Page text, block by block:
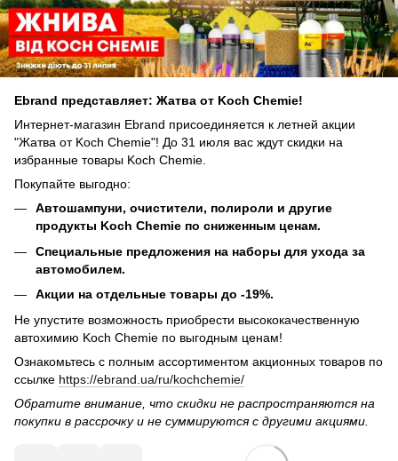
Ebrand представляет: Жатва от Koch Chemie!
Интернет-магазин Ebrand присоединяется к летней акции
"Жатва от Koch Chemie"! До 31 июля вас ждут скидки на
избранные товары Koch Chemie.
Покупайте выгодно:
Автошампуни, очистители, полироли и другие
продукты Koch Chemie по сниженным ценам.
Специальные предложения на наборы для ухода за
автомобилем.
Акции на отдельные товары до -19%.
Не упустите возможность приобрести высококачественную
автохимию Koch Chemie по выгодным ценам!
Ознакомьтесь с полным ассортиментом акционных товаров по
ссылке https://ebrand.ua/ru/kochchemie/
Обратите внимание, что скидки не распространяются на
покупки в рассрочку и не суммируются с другими акциями.